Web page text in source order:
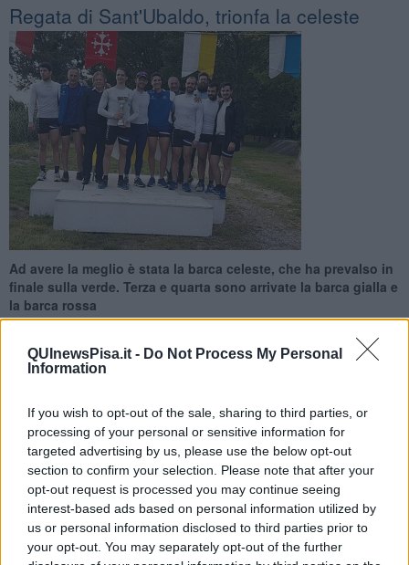
QUInewsPisa.it - Do Not Process My Personal
Information
If you wish to opt-out of the sale, sharing to third parties, or
processing of your personal or sensitive information for
targeted advertising by us, please use the below opt-out
section to confirm your selection. Please note that after your
opt-out request is processed you may continue seeing
interest-based ads based on personal information utilized by
us or personal information disclosed to third parties prior to
your opt-out. You may separately opt-out of the further
Regata di Sant'Ubaldo, trionfa la celeste
Ad avere la meglio è stata la barca celeste, che ha prevalso in
finale sulla verde. Terza e quarta sono arrivate la barca gialla e
la barca rossa
PISA —Nonostante le previsioni avverse, la XXXII Regata di
Sant'Ubaldo si è svolta in un pomeriggio di grazia assoluta.
Equipaggi giovani per le quattro barche storiche che si sono
contese il trofeo alla memoria di Mario Cini, detto Doga.
Ad avere la meglio è stata la barca celeste, che ha prevalso in
finale sulla verde. Terza e quarta sono arrivate la barca gialla e la
barca rossa.